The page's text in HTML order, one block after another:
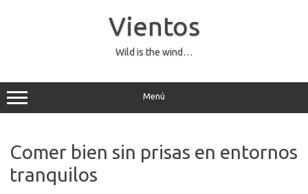
Vientos
Wild is the wind…
Menú
Comer bien sin prisas en entornos
tranquilos